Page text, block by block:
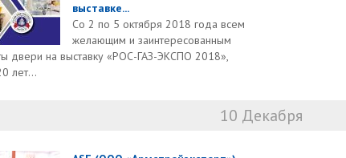
выставке...
Со 2 по 5 октября 2018 года всем
желающим и заинтересованным
двери на выставку «РОС-ГАЗ-ЭКСПО 2018»,
лет...
10 Декабря